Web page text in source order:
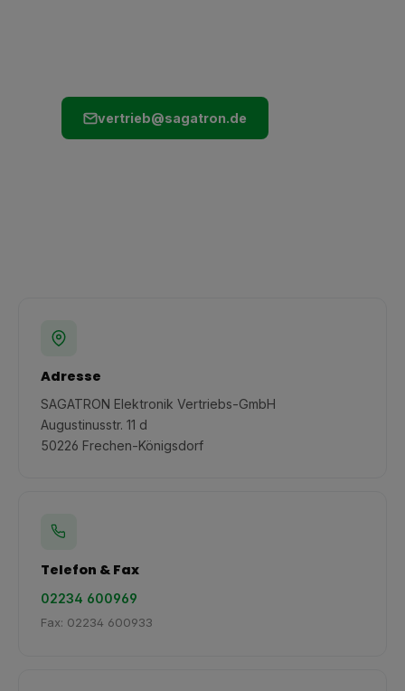
vertrieb@sagatron.de
Adresse
SAGATRON Elektronik Vertriebs-GmbH
Augustinusstr. 11 d
50226 Frechen-Königsdorf
Telefon & Fax
02234 600969
Fax: 02234 600933